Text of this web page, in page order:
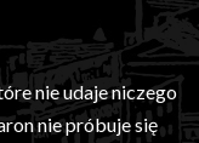
nie udaje niczego
nie próbuje się